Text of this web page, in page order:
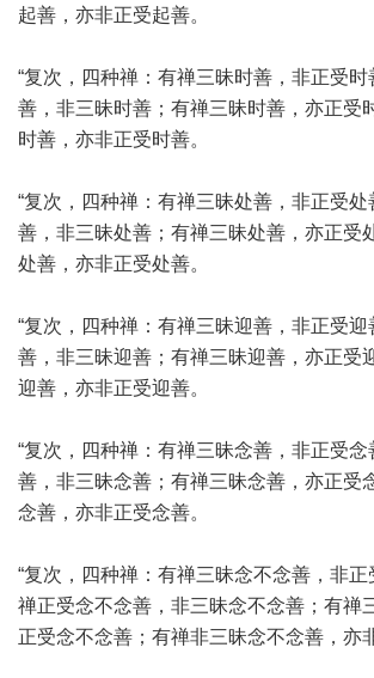
起善，亦非正受起善。
“复次，四种禅：有禅三昧时善，非正受
善，非三昧时善；有禅三昧时善，亦正受
时善，亦非正受时善。
“复次，四种禅：有禅三昧处善，非正受
善，非三昧处善；有禅三昧处善，亦正受
处善，亦非正受处善。
“复次，四种禅：有禅三昧迎善，非正受迎
善，非三昧迎善；有禅三昧迎善，亦正受
迎善，亦非正受迎善。
“复次，四种禅：有禅三昧念善，非正受
善，非三昧念善；有禅三昧念善，亦正受
念善，亦非正受念善。
“复次，四种禅：有禅三昧念不念善，非
禅正受念不念善，非三昧念不念善；有禅
正受念不念善；有禅非三昧念不念善，亦